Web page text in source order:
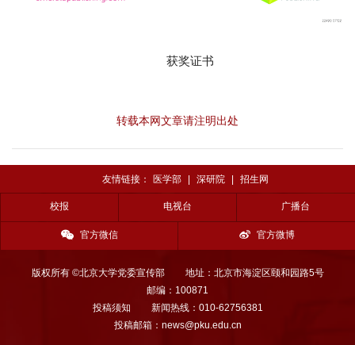
获奖证书
转载本网文章请注明出处
友情链接： 医学部 | 深研院 | 招生网
校报 电视台 广播台
官方微信 官方微博
版权所有 ©北京大学党委宣传部
地址：北京市海淀区颐和园路5号
邮编：100871
投稿须知
新闻热线：010-62756381
投稿邮箱：news@pku.edu.cn